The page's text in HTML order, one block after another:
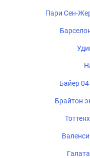
Пари Сен-
Байер
Брайтон